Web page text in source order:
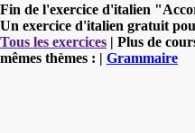
Fin de l'exercice d'italien
Un exercice d'italien gratuit
Tous les exercices | Plus de
mêmes thèmes : | Grammaire